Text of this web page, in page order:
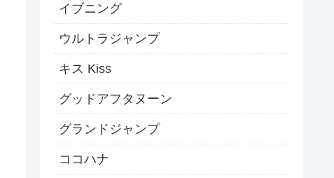
イブニング
ウルトラジャンプ
キス Kiss
グッドアフタヌーン
グランドジャンプ
ココハナ